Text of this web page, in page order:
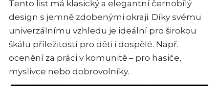
Tento list má klasický a elegantní černobílý
design s jemně zdobenými okraji. Díky svému
univerzálnímu vzhledu je ideální pro širokou
škálu příležitostí pro děti i dospělé. Např.
ocenění za práci v komunitě – pro hasiče,
myslivce nebo dobrovolníky.